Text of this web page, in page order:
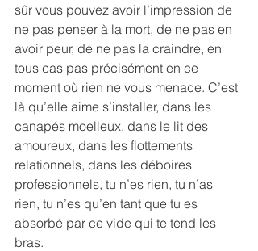
sûr vous pouvez avoir l’impression de
ne pas penser à la mort, de ne pas en
avoir peur, de ne pas la craindre, en
tous cas pas précisément en ce
moment où rien ne vous menace. C’est
là qu’elle aime s’installer, dans les
canapés moelleux, dans le lit des
amoureux, dans les flottements
relationnels, dans les déboires
professionnels, tu n’es rien, tu n’as
rien, tu n’es qu’en tant que tu es
absorbé par ce vide qui te tend les
bras.